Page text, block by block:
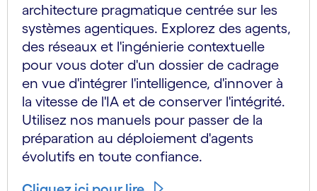
architecture pragmatique centrée sur les
systèmes agentiques. Explorez des agents,
des réseaux et l'ingénierie contextuelle
pour vous doter d'un dossier de cadrage
en vue d'intégrer l'intelligence, d'innover à
la vitesse de l'IA et de conserver l'intégrité.
Utilisez nos manuels pour passer de la
préparation au déploiement d'agents
évolutifs en toute confiance.